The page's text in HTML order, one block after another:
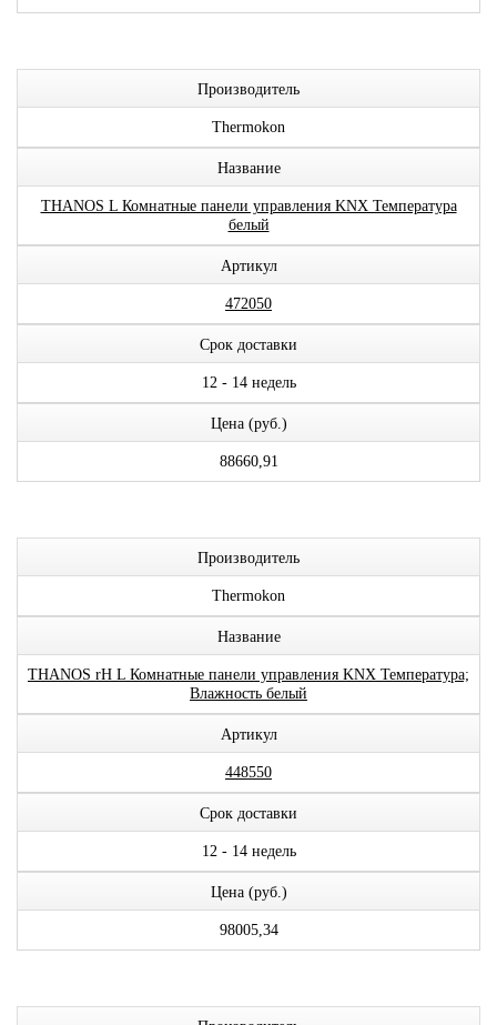
Производитель
Thermokon
Название
THANOS L Комнатные панели управления KNX Температура
белый
Артикул
472050
Срок доставки
12 - 14 недель
Цена (руб.)
88660,91
Производитель
Thermokon
Название
THANOS rH L Комнатные панели управления KNX Температура;
Влажность белый
Артикул
448550
Срок доставки
12 - 14 недель
Цена (руб.)
98005,34